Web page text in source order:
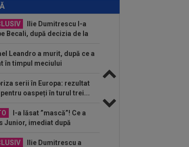
Ilie Dumitrescu l-a
Becali, după decizia de la
Leandro a murit, după ce a
în timpul meciului
serii în Europa: rezultat
oaspeți în turul trei...
I-a lăsat ”mască”! Ce a
Junior, imediat după
Ilie Dumitrescu a